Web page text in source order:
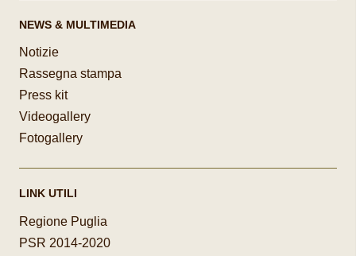
NEWS & MULTIMEDIA
Notizie
Rassegna stampa
Press kit
Videogallery
Fotogallery
LINK UTILI
Regione Puglia
PSR 2014-2020